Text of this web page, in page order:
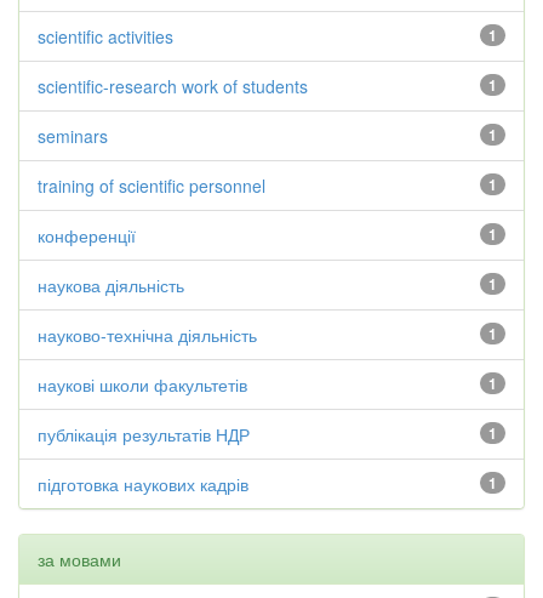
1
scientific activities
1
scientific-research work of students
1
seminars
1
training of scientific personnel
1
конференції
1
наукова діяльність
1
науково-технічна діяльність
1
наукові школи факультетів
1
публікація результатів НДР
1
підготовка наукових кадрів
за мовами